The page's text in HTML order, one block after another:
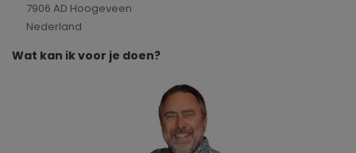
7906 AD Hoogeveen
Nederland
Wat kan ik voor je doen?